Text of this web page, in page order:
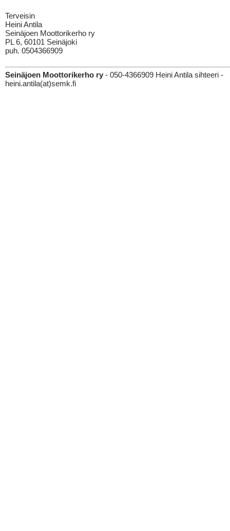
Terveisin
Heini Antila
Seinäjoen Moottorikerho ry
PL 6, 60101 Seinäjoki
puh. 0504366909
Seinäjoen Moottorikerho ry - 050-4366909 Heini Antila sihteeri -
heini.antila(at)semk.fi